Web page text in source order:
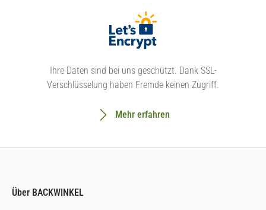
Ihre Daten sind bei uns geschützt. Dank SSL-
Verschlüsselung haben Fremde keinen Zugriff.
Mehr erfahren
Über BACKWINKEL